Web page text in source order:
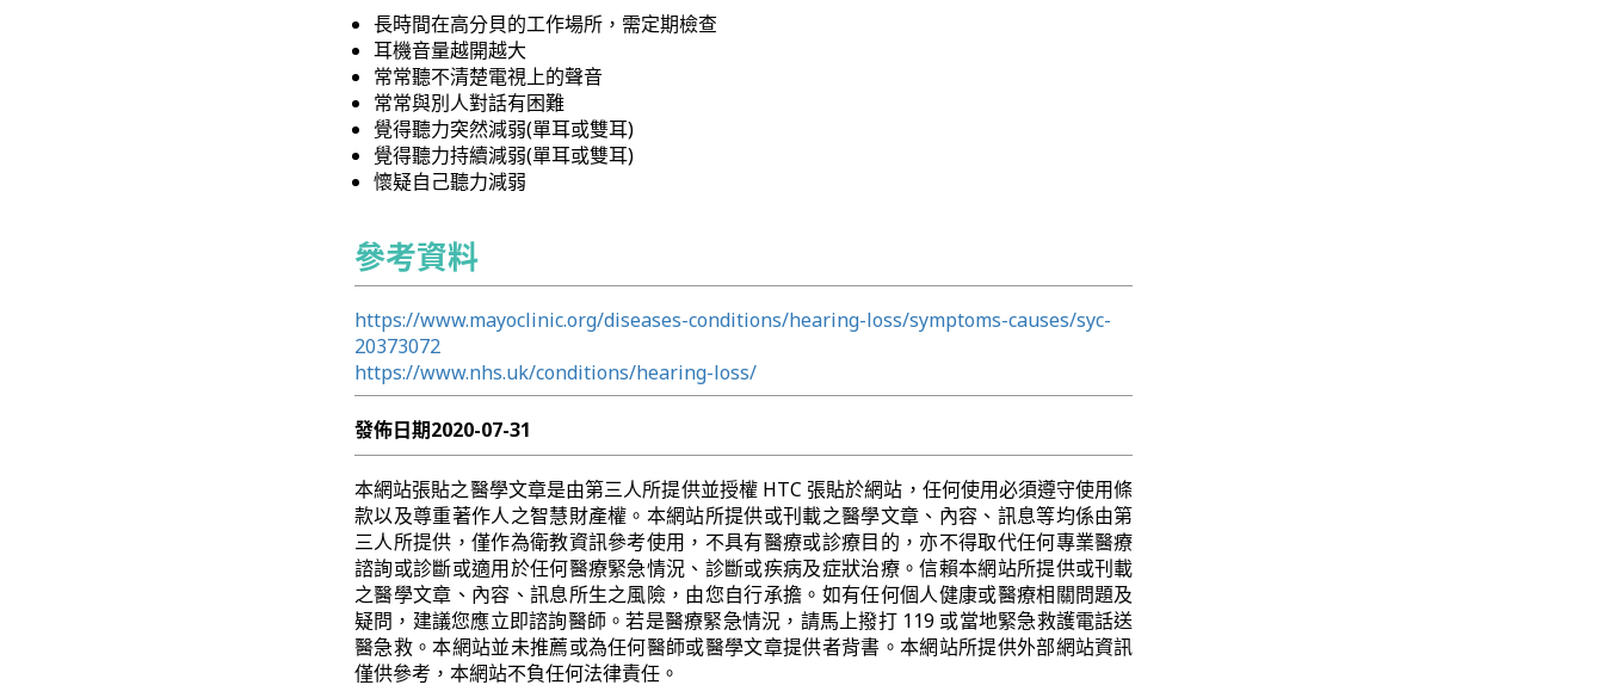
長時間在高分貝的工作場所，需定期檢查
耳機音量越開越大
常常聽不清楚電視上的聲音
常常與別人對話有困難
覺得聽力突然減弱(單耳或雙耳)
覺得聽力持續減弱(單耳或雙耳)
懷疑自己聽力減弱
參考資料
https://www.mayoclinic.org/diseases-conditions/hearing-loss/symptoms-causes/syc-
20373072
https://www.nhs.uk/conditions/hearing-loss/
發佈日期2020-07-31
本網站張貼之醫學文章是由第三人所提供並授權 HTC 張貼於網站，任何使用必須遵守使用條
款以及尊重著作人之智慧財產權。本網站所提供或刊載之醫學文章、內容、訊息等均係由第
三人所提供，僅作為衛教資訊參考使用，不具有醫療或診療目的，亦不得取代任何專業醫療
諮詢或診斷或適用於任何醫療緊急情況、診斷或疾病及症狀治療。信賴本網站所提供或刊載
之醫學文章、內容、訊息所生之風險，由您自行承擔。如有任何個人健康或醫療相關問題及
疑問，建議您應立即諮詢醫師。若是醫療緊急情況，請馬上撥打 119 或當地緊急救護電話送
醫急救。本網站並未推薦或為任何醫師或醫學文章提供者背書。本網站所提供外部網站資訊
僅供參考，本網站不負任何法律責任。